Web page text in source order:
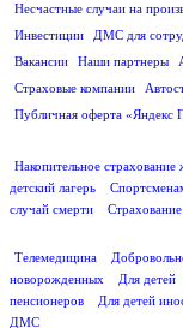
Несчастные случаи на
Инвестиции
ДМС для
Вакансии
Наши партнеры
Страховые компании
Публичная оферта «Яндекс
Накопительное страхование
детский лагерь
случай смерти
Телемедицина
новорожденных
Для детей
пенсионеров
Для детей
ДМС